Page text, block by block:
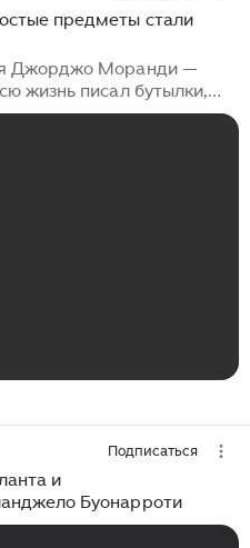
предметы стали
Джорджо Моранди —
жизнь писал бутылки,
первый взгляд — самые
Подписаться
и
Буонарроти